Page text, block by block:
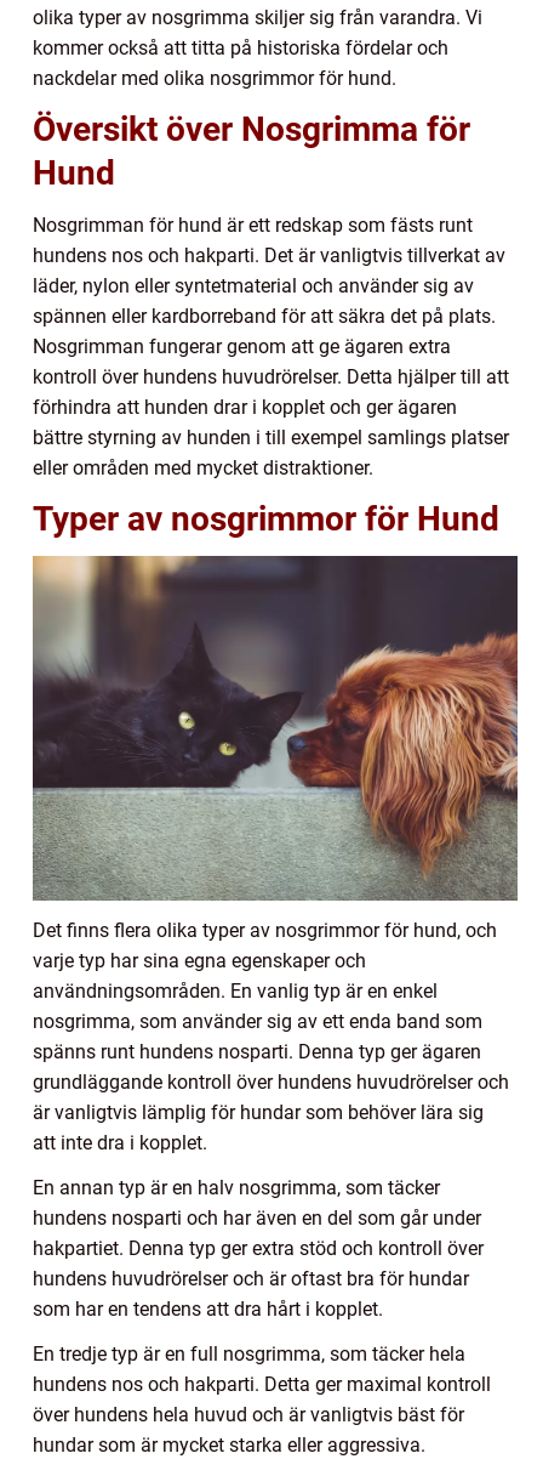
olika typer av nosgrimma skiljer sig från varandra. Vi
kommer också att titta på historiska fördelar och
nackdelar med olika nosgrimmor för hund.
Översikt över Nosgrimma för
Hund
Nosgrimman för hund är ett redskap som fästs runt
hundens nos och hakparti. Det är vanligtvis tillverkat av
läder, nylon eller syntetmaterial och använder sig av
spännen eller kardborreband för att säkra det på plats.
Nosgrimman fungerar genom att ge ägaren extra
kontroll över hundens huvudrörelser. Detta hjälper till att
förhindra att hunden drar i kopplet och ger ägaren
bättre styrning av hunden i till exempel samlings platser
eller områden med mycket distraktioner.
Typer av nosgrimmor för Hund
Det finns flera olika typer av nosgrimmor för hund, och
varje typ har sina egna egenskaper och
användningsområden. En vanlig typ är en enkel
nosgrimma, som använder sig av ett enda band som
spänns runt hundens nosparti. Denna typ ger ägaren
grundläggande kontroll över hundens huvudrörelser och
är vanligtvis lämplig för hundar som behöver lära sig
att inte dra i kopplet.
En annan typ är en halv nosgrimma, som täcker
hundens nosparti och har även en del som går under
hakpartiet. Denna typ ger extra stöd och kontroll över
hundens huvudrörelser och är oftast bra för hundar
som har en tendens att dra hårt i kopplet.
En tredje typ är en full nosgrimma, som täcker hela
hundens nos och hakparti. Detta ger maximal kontroll
över hundens hela huvud och är vanligtvis bäst för
hundar som är mycket starka eller aggressiva.